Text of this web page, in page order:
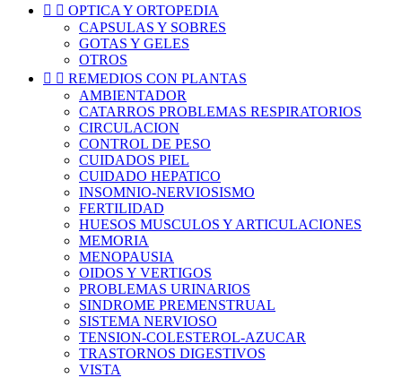
  OPTICA Y ORTOPEDIA
CAPSULAS Y SOBRES
GOTAS Y GELES
OTROS
  REMEDIOS CON PLANTAS
AMBIENTADOR
CATARROS PROBLEMAS RESPIRATORIOS
CIRCULACION
CONTROL DE PESO
CUIDADOS PIEL
CUIDADO HEPATICO
INSOMNIO-NERVIOSISMO
FERTILIDAD
HUESOS MUSCULOS Y ARTICULACIONES
MEMORIA
MENOPAUSIA
OIDOS Y VERTIGOS
PROBLEMAS URINARIOS
SINDROME PREMENSTRUAL
SISTEMA NERVIOSO
TENSION-COLESTEROL-AZUCAR
TRASTORNOS DIGESTIVOS
VISTA